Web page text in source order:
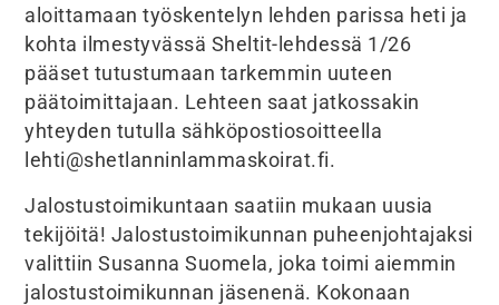
aloittamaan työskentelyn lehden parissa heti ja
kohta ilmestyvässä Sheltit-lehdessä 1/26
pääset tutustumaan tarkemmin uuteen
päätoimittajaan. Lehteen saat jatkossakin
yhteyden tutulla sähköpostiosoitteella
lehti@shetlanninlammaskoirat.fi.
Jalostustoimikuntaan saatiin mukaan uusia
tekijöitä! Jalostustoimikunnan puheenjohtajaksi
valittiin Susanna Suomela, joka toimi aiemmin
jalostustoimikunnan jäsenenä. Kokonaan